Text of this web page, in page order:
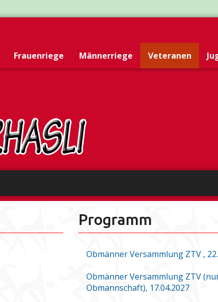
Frauenriege Männerriege Veteranen
Programm
Obmänner Versammlung ZTV ,
Obmänner Versammlung ZTV
Obmannschaft), 17.04.2027